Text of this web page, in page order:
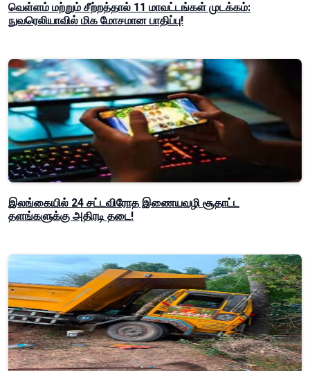
வெள்ளம் மற்றும் சீற்றத்தால் 11 மாவட்டங்கள் முடக்கம்:
நுவரெலியாவில் மிக மோசமான பாதிப்பு!
இலங்கையில் 24 சட்டவிரோத இணையவழி சூதாட்ட
தளங்களுக்கு அதிரடி தடை!